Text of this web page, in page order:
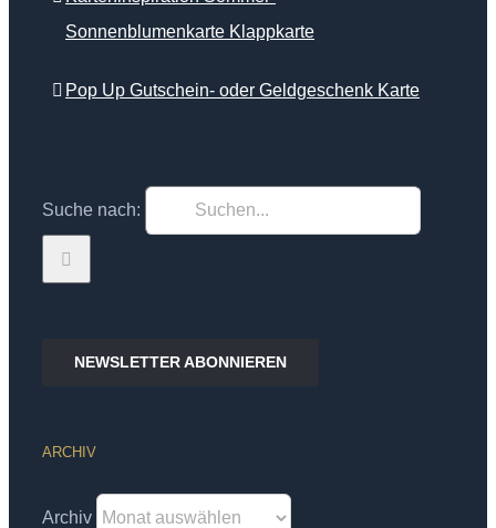
Sonnenblumenkarte Klappkarte
Pop Up Gutschein- oder Geldgeschenk Karte
Suche nach:
NEWSLETTER ABONNIEREN
ARCHIV
Archiv